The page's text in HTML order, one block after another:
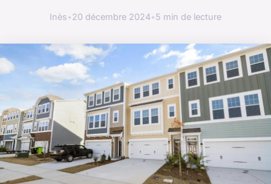
Inès•20 décembre 2024•5 min de lecture